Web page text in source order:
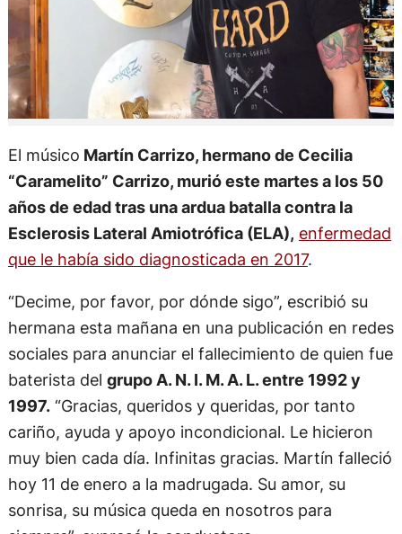
El músico Martín Carrizo, hermano de Cecilia
“Caramelito” Carrizo, murió este martes a los 50
años de edad tras una ardua batalla contra la
Esclerosis Lateral Amiotrófica (ELA), enfermedad
que le había sido diagnosticada en 2017.
“Decime, por favor, por dónde sigo”, escribió su
hermana esta mañana en una publicación en redes
sociales para anunciar el fallecimiento de quien fue
baterista del grupo A. N. I. M. A. L. entre 1992 y
1997.“Gracias, queridos y queridas, por tanto
cariño, ayuda y apoyo incondicional. Le hicieron
muy bien cada día. Infinitas gracias. Martín falleció
hoy 11 de enero a la madrugada. Su amor, su
sonrisa, su música queda en nosotros para